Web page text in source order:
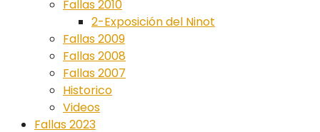
Fallas 2010
2-Exposición del Ninot
Fallas 2009
Fallas 2008
Fallas 2007
Historico
Videos
Fallas 2023